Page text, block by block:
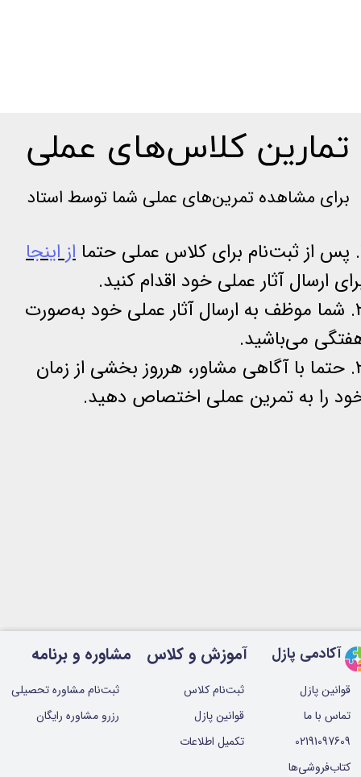
برای مشاهده تمرین‌های عملی شما توسط استاد
تمارین کلاس‌های عملی
از اینجا
ارسال آثار عملی خود اقدام کنید.
2. شما موظف به ارسال آثار عملی خود به‌صورت
می‌باشید.
2. حتما با آگاهی مشاور، هرروز بخشی از زمان
را به تمرین عملی اختصاص دهید.
مشاوره و برنامه
ثبت‌نام مشاوره تحصیلی
رزرو مشاوره رایگان
آموزش و کلاس
ثبت‌نام کلاس
قوانین پازل
تکمیل اطلاعات
آکادمی پازل
قوانین پازل
تماس با ما
02191097609
کتاب‌فروشی‌ها